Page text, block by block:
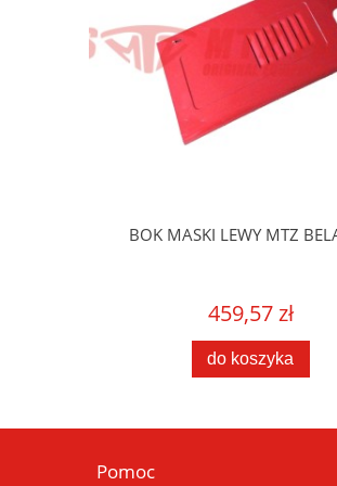
BOK MASKI LEWY MTZ
459,57 zł
do koszyka
Pomoc